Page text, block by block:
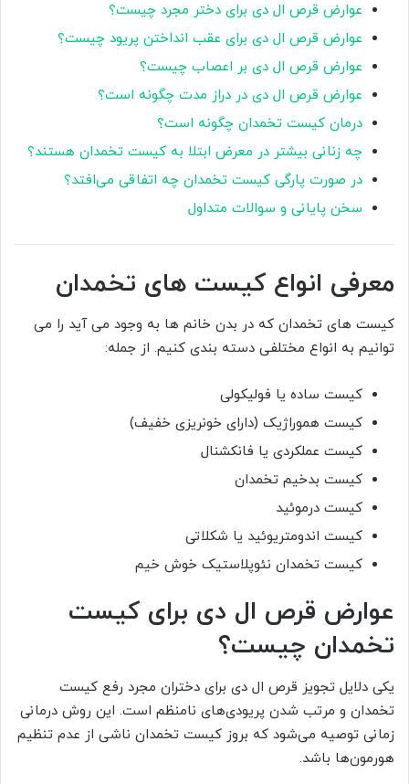
عوارض قرص ال دی برای دختر مجرد چیست؟
عوارض قرص ال دی برای عقب انداختن پریود چیست؟
عوارض قرص ال دی بر اعصاب چیست؟
عوارض قرص ال دی در دراز مدت چگونه است؟
درمان کیست تخمدان چگونه است؟
چه زنانی بیشتر در معرض ابتلا به کیست تخمدان هستند؟
در صورت پارگی کیست تخمدان چه اتفاقی می‌افتد؟
سخن پایانی و سوالات متداول
معرفی انواع کیست های تخمدان
کیست های تخمدان که در بدن خانم ها به وجود می آید را می
توانیم به انواع مختلفی دسته بندی کنیم. از جمله:
کیست ساده یا فولیکولی
کیست هموراژیک (دارای خونریزی خفیف)
کیست عملکردی یا فانکشنال
کیست بدخیم تخمدان
کیست درموئید
کیست اندومتریوئید یا شکلاتی
کیست تخمدان نئوپلاستیک خوش خیم
عوارض قرص ال دی برای کیست
تخمدان چیست؟
یکی دلایل تجویز قرص ال دی برای دختران مجرد رفع کیست
تخمدان و مرتب شدن پریودی‌های نامنظم است. این روش درمانی
زمانی توصیه می‌شود که بروز کیست تخمدان ناشی از عدم تنظیم
هورمون‌ها باشد.